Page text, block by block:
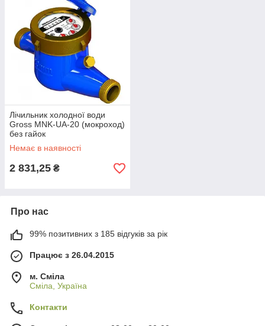
Лічильник холодної води
Gross MNK-UA-20 (мокроход)
без гайок
Немає в наявності
2 831,25 ₴
Про нас
99% позитивних з 185 відгуків за рік
Працює з 26.04.2015
м. Сміла
Сміла, Україна
Контакти